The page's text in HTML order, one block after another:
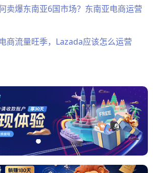
卖爆东南亚6国市场？东南亚电商运营
商流量旺季，Lazada应该怎么运营